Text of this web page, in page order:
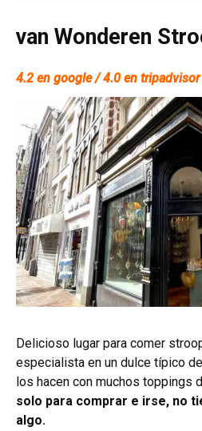
van Wonderen
4.2 en google / 4.0 en tripadvisor
Delicioso lugar para comer
especialista en un dulce típico
los hacen con muchos toppings
solo para comprar e irse, no
algo.